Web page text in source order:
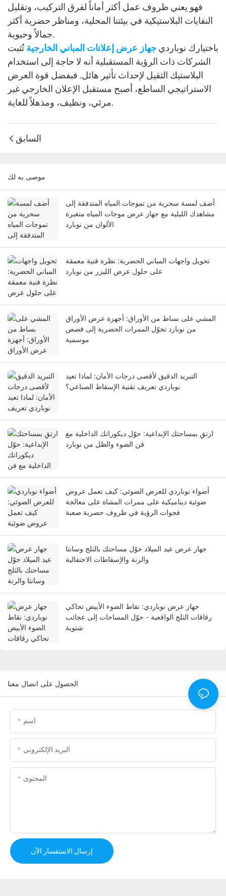
فهو يعني ظروف عمل أكثر أماناً لفرق التركيب، وتقليل
النفايات البلاستيكية في بيئتنا المحلية، ومناظر حضرية أكثر
جمالاً وحيوية.
باختيارك نوباردي جهاز عرض إعلانات المباني الخارجية تُثبت
الشركات ذات الرؤية المستقبلية أنه لا حاجة إلى استخدام
البلاستيك الثقيل لإحداث تأثير هائل. فبفضل قوة العرض
الاستراتيجي الساطع، أصبح مستقبل الإعلان الخارجي غير
مرئي، ونظيف، ومذهلاً للغاية.
السابق
موصى به لك
أضف لمسة سحرية من تموجات المياه المتدفقة إلى
مشاهدك الليلية مع جهاز عرض موجات المياه متغيرة
الألوان من نوبارد
تحويل واجهات المباني الحضرية: نظرة فنية معمقة
على حلول عرض الليزر من نوبارد
المشي على بساط من الأوراق: أجهزة عرض الأوراق
من نوبارد تحوّل الممرات الحضرية إلى قصص
موسمية
التبريد الدقيق لأقصى درجات الأمان: لماذا تعيد
نوباردي تعريف تقنية الإسقاط الصناعي؟
ارتقِ بمساحتك الإبداعية: حوّل ديكوراتك الداخلية مع
فن الضوء والظل من نوبارد
أضواء نوباردي للعرض الضوئي: كيف تعمل عروض
ضوئية ديناميكية على ممرات المشاة على معالجة
فجوات الرؤية في ظروف حضرية صعبة
جهاز عرض عيد الميلاد حوّل مساحتك بالثلج وسانتا
والرنة والإسقاطات الاحتفالية
جهاز عرض نوباردي: نقاط الضوء الأبيض تحاكي
رقاقات الثلج الواقعية - حوّل المساحات إلى عجائب
شتوية
الحصول على اتصال معنا
اسم
البريد الإلكتروني
المحتوى
إرسال الاستفسار الآن